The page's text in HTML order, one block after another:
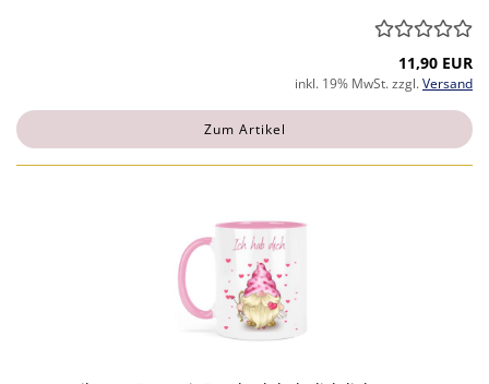
11,90 EUR
inkl. 19% MwSt. zzgl.Versand
Zum Artikel